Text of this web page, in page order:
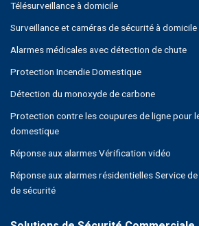
Télésurveillance à domicile
Surveillance et caméras de sécurité à domicile
Alarmes médicales avec détection de chute
Protection Incendie Domestique
Détection du monoxyde de carbone
Protection contre les coupures de ligne pour
domestique
Réponse aux alarmes Vérification vidéo
Réponse aux alarmes résidentielles Service
de sécurité